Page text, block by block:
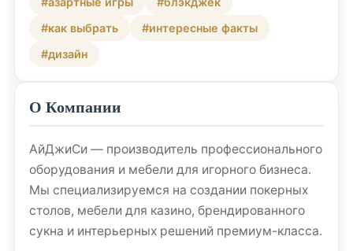
#как выбрать
#интересные факты
#дизайн
О Компании
АйДжиСи — производитель профессионального
оборудования и мебели для игорного бизнеса.
Мы специализируемся на создании покерных
столов, мебели для казино, брендированного
сукна и интерьерных решений премиум-класса.